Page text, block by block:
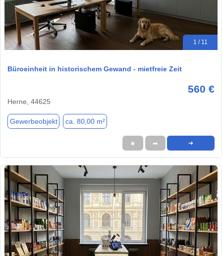
1 / 11
Büroeinheit in historischem Gewand - mietfreie Zeit
560 €
Herne, 44625
Gewerbeobjekt ca. 80,00 m²
★ ➦ ➜